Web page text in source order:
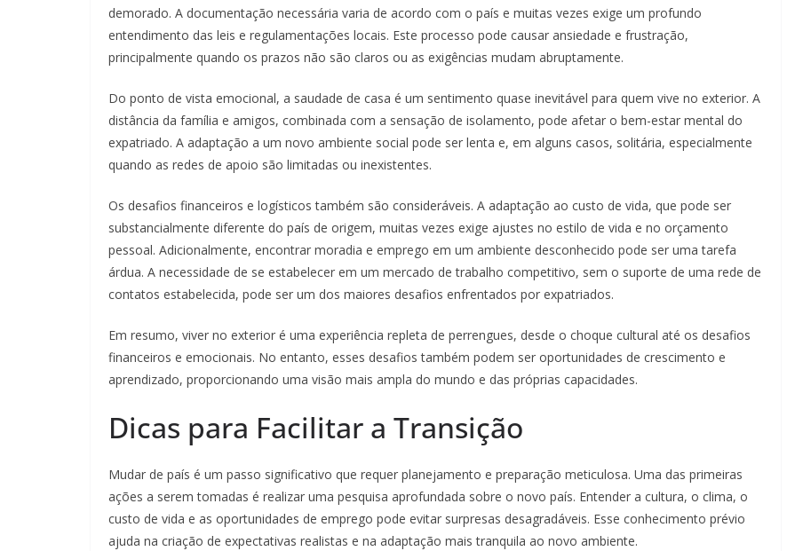
demorado. A documentação necessária varia de acordo com o país e muitas vezes exige um profundo
entendimento das leis e regulamentações locais. Este processo pode causar ansiedade e frustração,
principalmente quando os prazos não são claros ou as exigências mudam abruptamente.
Do ponto de vista emocional, a saudade de casa é um sentimento quase inevitável para quem vive no exterior. A
distância da família e amigos, combinada com a sensação de isolamento, pode afetar o bem-estar mental do
expatriado. A adaptação a um novo ambiente social pode ser lenta e, em alguns casos, solitária, especialmente
quando as redes de apoio são limitadas ou inexistentes.
Os desafios financeiros e logísticos também são consideráveis. A adaptação ao custo de vida, que pode ser
substancialmente diferente do país de origem, muitas vezes exige ajustes no estilo de vida e no orçamento
pessoal. Adicionalmente, encontrar moradia e emprego em um ambiente desconhecido pode ser uma tarefa
árdua. A necessidade de se estabelecer em um mercado de trabalho competitivo, sem o suporte de uma rede de
contatos estabelecida, pode ser um dos maiores desafios enfrentados por expatriados.
Em resumo, viver no exterior é uma experiência repleta de perrengues, desde o choque cultural até os desafios
financeiros e emocionais. No entanto, esses desafios também podem ser oportunidades de crescimento e
aprendizado, proporcionando uma visão mais ampla do mundo e das próprias capacidades.
Dicas para Facilitar a Transição
Mudar de país é um passo significativo que requer planejamento e preparação meticulosa. Uma das primeiras
ações a serem tomadas é realizar uma pesquisa aprofundada sobre o novo país. Entender a cultura, o clima, o
custo de vida e as oportunidades de emprego pode evitar surpresas desagradáveis. Esse conhecimento prévio
ajuda na criação de expectativas realistas e na adaptação mais tranquila ao novo ambiente.